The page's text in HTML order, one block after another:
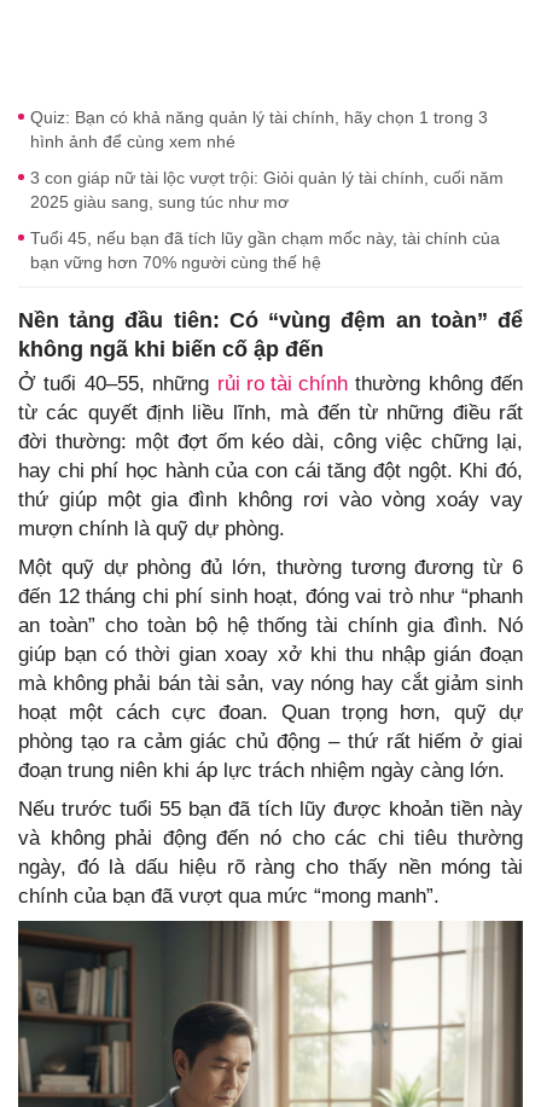
Quiz: Bạn có khả năng quản lý tài chính, hãy chọn 1 trong 3
hình ảnh để cùng xem nhé
3 con giáp nữ tài lộc vượt trội: Giỏi quản lý tài chính, cuối năm
2025 giàu sang, sung túc như mơ
Tuổi 45, nếu bạn đã tích lũy gần chạm mốc này, tài chính của
bạn vững hơn 70% người cùng thế hệ
Nền tảng đầu tiên: Có “vùng đệm an toàn” để
không ngã khi biến cố ập đến
Ở tuổi 40–55, những rủi ro tài chínhthường không đến
từ các quyết định liều lĩnh, mà đến từ những điều rất
đời thường: một đợt ốm kéo dài, công việc chững lại,
hay chi phí học hành của con cái tăng đột ngột. Khi đó,
thứ giúp một gia đình không rơi vào vòng xoáy vay
mượn chính là quỹ dự phòng.
Một quỹ dự phòng đủ lớn, thường tương đương từ 6
đến 12 tháng chi phí sinh hoạt, đóng vai trò như “phanh
an toàn” cho toàn bộ hệ thống tài chính gia đình. Nó
giúp bạn có thời gian xoay xở khi thu nhập gián đoạn
mà không phải bán tài sản, vay nóng hay cắt giảm sinh
hoạt một cách cực đoan. Quan trọng hơn, quỹ dự
phòng tạo ra cảm giác chủ động – thứ rất hiếm ở giai
đoạn trung niên khi áp lực trách nhiệm ngày càng lớn.
Nếu trước tuổi 55 bạn đã tích lũy được khoản tiền này
và không phải động đến nó cho các chi tiêu thường
ngày, đó là dấu hiệu rõ ràng cho thấy nền móng tài
chính của bạn đã vượt qua mức “mong manh”.